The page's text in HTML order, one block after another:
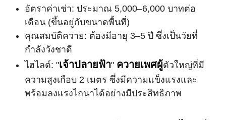
อัตราค่าเช่า: ประมาณ 5,000–6,000 บาทต่อ
เดือน (ขึ้นอยู่กับขนาดพื้นที่)
คุณสมบัติควาย: ต้องมีอายุ 3–5 ปี ซึ่งเป็นวัยที่
กำลังวังชาดี
ไฮไลต์: "เจ้าปลายฟ้า" ควายเพศผู้ตัวใหญ่ที่มี
ความสูงเกือบ 2 เมตร ซึ่งมีความแข็งแรงและ
พร้อมลงแรงไถนาได้อย่างมีประสิทธิภาพ